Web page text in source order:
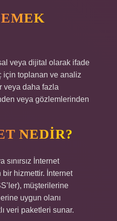
veya dijital olarak ifade
için toplanan ve analiz
veya daha fazla
veya gözlemlerinden
NEDIR?
İnternet
bir hizmettir. İnternet
müşterilerine
uygun olanı
veri paketleri sunar.